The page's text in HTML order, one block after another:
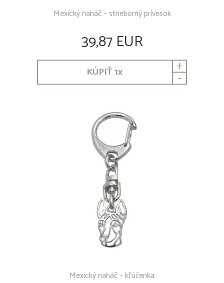
Mexický naháč – strieborný prívesok
39,87 EUR
KÚPIŤ1x +
-
Mexický naháč – kľúčenka